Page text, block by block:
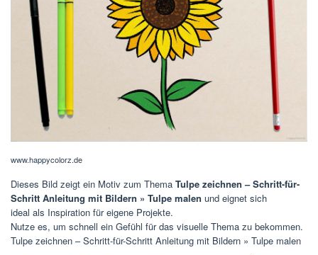
www.happycolorz.de
Dieses Bild zeigt ein Motiv zum Thema Tulpe zeichnen – Schritt-für-
Schritt Anleitung mit Bildern » Tulpe malen und eignet sich
ideal als Inspiration für eigene Projekte.
Nutze es, um schnell ein Gefühl für das visuelle Thema zu bekommen.
Tulpe zeichnen – Schritt-für-Schritt Anleitung mit Bildern » Tulpe malen